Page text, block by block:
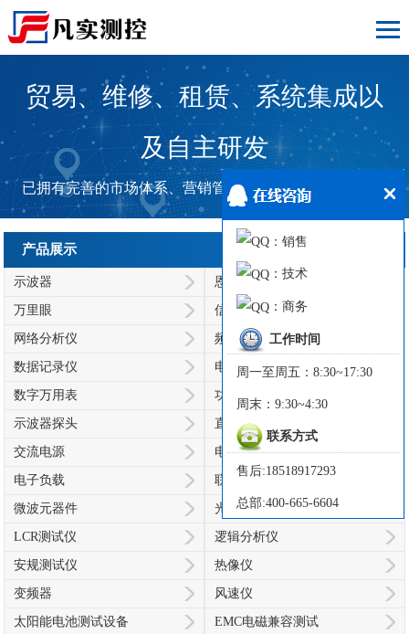
贸易、维修、租赁、系统集成以
及自主研发
已拥有完善的市场体系、营销管理体系和客户服务体系。
产品展示
示波器 恩智/NGI
万里眼 信号发生器
网络分析仪 频谱分析仪
数据记录仪 电源
数字万用表 功率分析仪
示波器探头 直流电源
交流电源 电池模拟器
电子负载 联讯仪器
微波元器件 光测量仪器
LCR测试仪 逻辑分析仪
安规测试仪 热像仪
变频器 风速仪
太阳能电池测试设备 EMC电磁兼容测试
：销售
：技术
：商务
工作时间
周一至周五：8:30~17:30
周末：9:30~4:30
联系方式
售后:18518917293
总部:400-665-6604